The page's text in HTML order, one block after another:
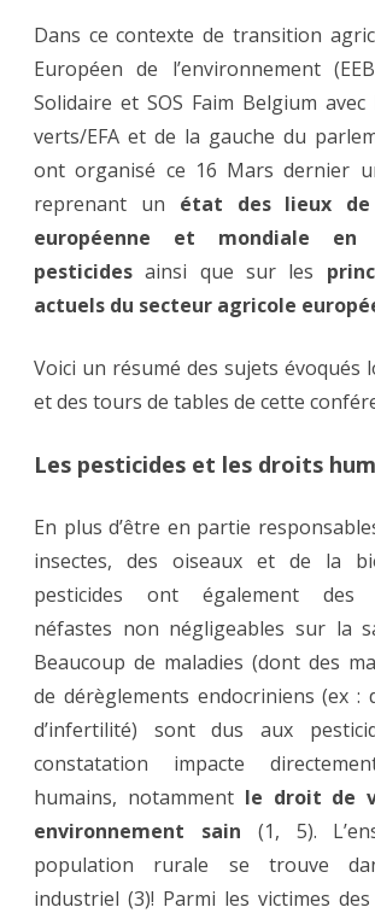
Dans ce contexte de transition
Européen de l’environnement
Solidaire et SOS Faim Belgium
verts/EFA et de la gauche du
ont organisé ce 16 Mars dernier
reprenant un état des lieux
européenne et mondiale
pesticides ainsi que sur les
actuels du secteur agricole
Voici un résumé des sujets évoqués
et des tours de tables de cette
Les pesticides et les droits
En plus d’être en partie
insectes, des oiseaux et de la
pesticides ont également des
néfastes non négligeables sur la
Beaucoup de maladies (dont des
de dérèglements endocriniens (ex :
d’infertilité) sont dus aux
constatation impacte
humains, notammentle droit de
environnement sain (1, 5).
population rurale se trouve
industriel (3)! Parmi les victimes